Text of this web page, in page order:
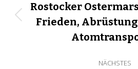
Rostocker
Frieden,
NÄCHSTES